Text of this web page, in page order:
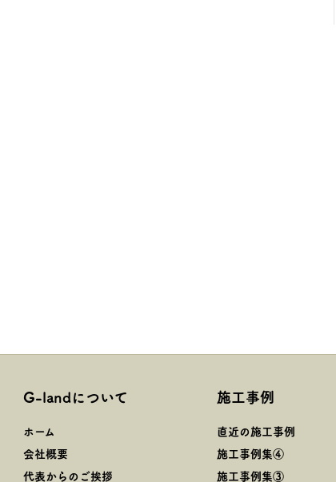
G-landについて
ホーム
会社概要
代表からのご挨拶
施工事例
直近の施工事例
施工事例集④
施工事例集③